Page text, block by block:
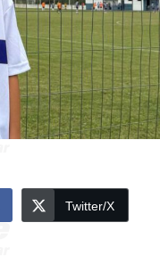
Twitter/X